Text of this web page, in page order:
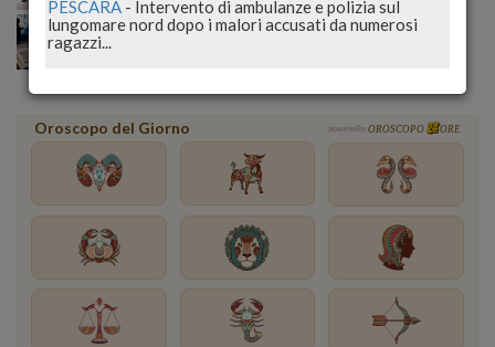
Trump alza la pressione sull’Iran: basi Usa nel mirino,
diplomazia ormai congelata
Oroscopo del Giorno powered by OROSCOPO ORE
PESCARA - Intervento di ambulanze e polizia sul
lungomare nord dopo i malori accusati da numerosi
ragazzi...